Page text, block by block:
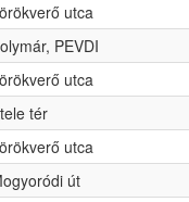
utca
PEVDI
utca
tér
utca
út